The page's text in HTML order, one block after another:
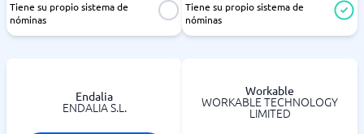
Tiene su propio sistema de
nóminas
Tiene su propio sistema de
nóminas
Endalia
ENDALIA S.L.
Workable
WORKABLE TECHNOLOGY
LIMITED